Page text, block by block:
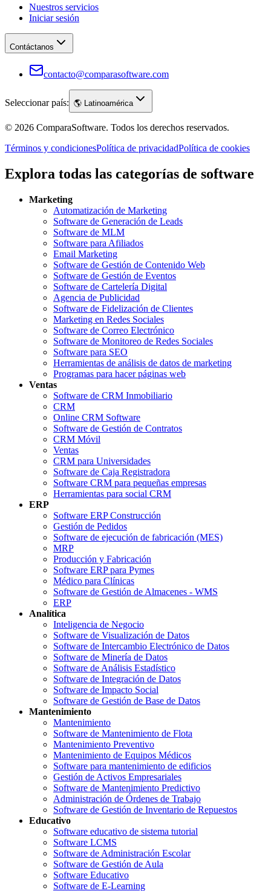
Nuestros servicios
Iniciar sesión
Contáctanos
contacto@comparasoftware.com
Seleccionar país: 🌎 Latinoamérica
© 2026 ComparaSoftware. Todos los derechos reservados.
Términos y condicionesPolítica de privacidadPolítica de cookies
Explora todas las categorías de software
Marketing
Automatización de Marketing
Software de Generación de Leads
Software de MLM
Software para Afiliados
Email Marketing
Software de Gestión de Contenido Web
Software de Gestión de Eventos
Software de Cartelería Digital
Agencia de Publicidad
Software de Fidelización de Clientes
Marketing en Redes Sociales
Software de Correo Electrónico
Software de Monitoreo de Redes Sociales
Software para SEO
Herramientas de análisis de datos de marketing
Programas para hacer páginas web
Ventas
Software de CRM Inmobiliario
CRM
Online CRM Software
Software de Gestión de Contratos
CRM Móvil
Ventas
CRM para Universidades
Software de Caja Registradora
Software CRM para pequeñas empresas
Herramientas para social CRM
ERP
Software ERP Construcción
Gestión de Pedidos
Software de ejecución de fabricación (MES)
MRP
Producción y Fabricación
Software ERP para Pymes
Médico para Clínicas
Software de Gestión de Almacenes - WMS
ERP
Analítica
Inteligencia de Negocio
Software de Visualización de Datos
Software de Intercambio Electrónico de Datos
Software de Minería de Datos
Software de Análisis Estadístico
Software de Integración de Datos
Software de Impacto Social
Software de Gestión de Base de Datos
Mantenimiento
Mantenimiento
Software de Mantenimiento de Flota
Mantenimiento Preventivo
Mantenimiento de Equipos Médicos
Software para mantenimiento de edificios
Gestión de Activos Empresariales
Software de Mantenimiento Predictivo
Administración de Órdenes de Trabajo
Software de Gestión de Inventario de Repuestos
Educativo
Software educativo de sistema tutorial
Software LCMS
Software de Administración Escolar
Software de Gestión de Aula
Software Educativo
Software de E-Learning